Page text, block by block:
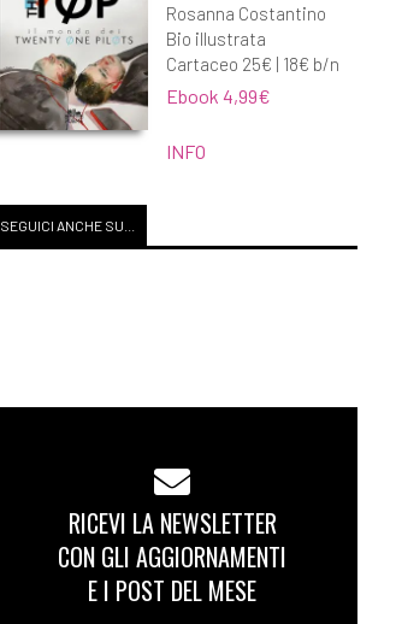
Rosanna Costantino
Bio illustrata
Cartaceo 25€ | 18€ b/n
Ebook 4,99€
INFO
SEGUICI ANCHE SU...
RICEVI LA NEWSLETTER
CON GLI AGGIORNAMENTI
E I POST DEL MESE